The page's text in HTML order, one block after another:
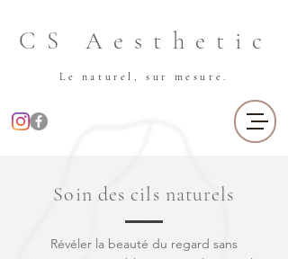
CS Aesthetic
Le naturel, sur mesure.
Soin des cils naturels
Révéler la beauté du regard sans